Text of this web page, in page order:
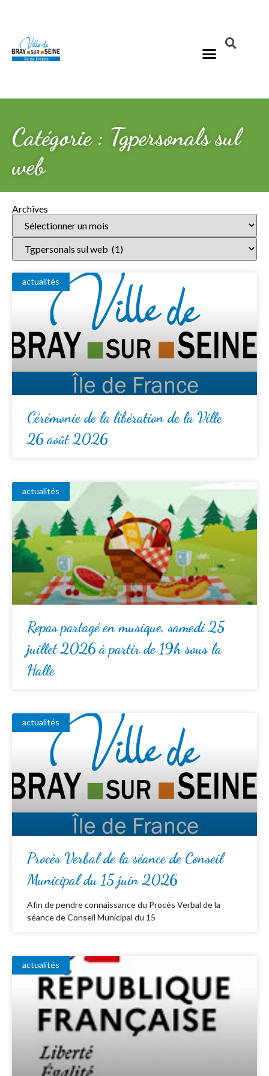
Catégorie : Tgpersonals sul
web
Archives
actualités
Cérémonie de la libération de la Ville
26 août 2026
actualités
Repas partagé en musique, samedi 25
juillet 2026 à partir de 19h sous la
Halle
actualités
Procès Verbal de la séance de Conseil
Municipal du 15 juin 2026
Afin de pendre connaissance du Procès Verbal de la
séance de Conseil Municipal du 15
actualités